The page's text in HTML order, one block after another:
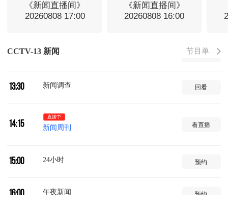
《新闻直播间》
20260808 17:00
《新闻直播间》
20260808 16:00
CCTV-13 新闻 节目单
东方时空
13:00 新闻联播 回看
13:30 新闻调查 回看
14:15
直播中
新闻周刊 看直播
15:00 24小时 预约
16:00 午夜新闻 预约